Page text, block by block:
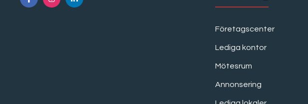
Företagscenter
Lediga kontor
Mötesrum
Annonsering